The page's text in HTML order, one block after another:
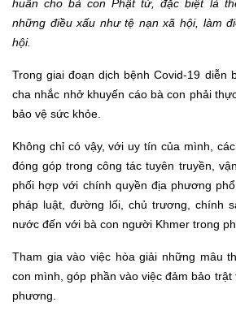
huấn cho bà con Phật tử, đặc biệt là
những điều xấu như tệ nạn xã hội, làm
hội.
Trong giai đoạndịch bệnhCovid-19 diễn
cha nhắc nhở khuyến cáo bà con phải
bảo vệ sức khỏe.
Không chỉ có vậy, với uy tín của mình,
đóng góp trong công tác tuyên truyền,
phối hợp với chính quyền địa phương
pháp luật, đường lối, chủ trương, chính
nước đến với bà con người Khmer trong
Tham gia vào việc hòa giải những mâu
con mình, góp phần vào việc đảm bảo
phương.